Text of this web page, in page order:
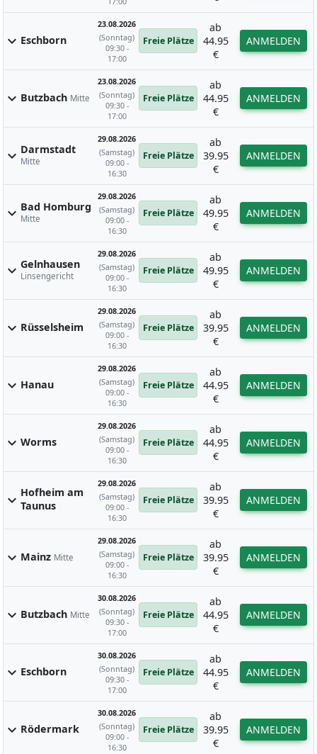
expand_more Eschborn
23.08.2026
(Sonntag)
09:30 -
17:00
Freie Plätze
ab
44.95
€
ANMELDEN
expand_more Butzbach Mitte
23.08.2026
(Sonntag)
09:30 -
17:00
Freie Plätze
ab
44.95
€
ANMELDEN
expand_more Darmstadt
Mitte
29.08.2026
(Samstag)
09:00 -
16:30
Freie Plätze
ab
39.95
€
ANMELDEN
expand_more Bad Homburg
Mitte
29.08.2026
(Samstag)
09:00 -
16:30
Freie Plätze
ab
49.95
€
ANMELDEN
expand_more Gelnhausen
Linsengericht
29.08.2026
(Samstag)
09:00 -
16:30
Freie Plätze
ab
49.95
€
ANMELDEN
expand_more Rüsselsheim
29.08.2026
(Samstag)
09:00 -
16:30
Freie Plätze
ab
39.95
€
ANMELDEN
expand_more Hanau
29.08.2026
(Samstag)
09:00 -
16:30
Freie Plätze
ab
44.95
€
ANMELDEN
expand_more Worms
29.08.2026
(Samstag)
09:00 -
16:30
Freie Plätze
ab
44.95
€
ANMELDEN
expand_more Hofheim am
Taunus
29.08.2026
(Samstag)
09:00 -
16:30
Freie Plätze
ab
39.95
€
ANMELDEN
expand_more Mainz Mitte
29.08.2026
(Samstag)
09:00 -
16:30
Freie Plätze
ab
39.95
€
ANMELDEN
expand_more Butzbach Mitte
30.08.2026
(Sonntag)
09:30 -
17:00
Freie Plätze
ab
44.95
€
ANMELDEN
expand_more Eschborn
30.08.2026
(Sonntag)
09:30 -
17:00
Freie Plätze
ab
44.95
€
ANMELDEN
expand_more Rödermark
30.08.2026
(Sonntag)
09:00 -
16:30
Freie Plätze
ab
39.95
€
ANMELDEN